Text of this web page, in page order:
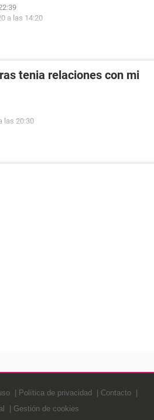
a las 14:20
tenia relaciones con mi
las 20:30
Política de privacidad
Contacto
Gestión de cookies